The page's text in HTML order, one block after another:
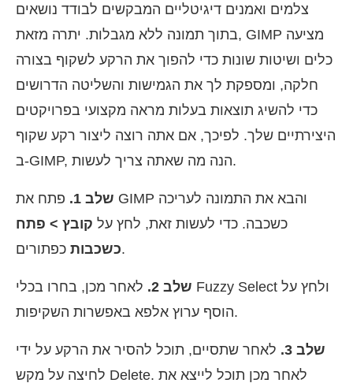
צלמים ואמנים דיגיטליים המבקשים לבודד נושאים
בתוך תמונה ללא מגבלות. יתרה מזאת, GIMP מציעה
כלים ושיטות שונות כדי להפוך את הרקע לשקוף בצורה
חלקה, ומספקת לך את הגמישות והשליטה הדרושים
כדי להשיג תוצאות בעלות מראה מקצועי בפרויקטים
היצירתיים שלך. לפיכך, אם אתה רוצה ליצור רקע שקוף
ב-GIMP, הנה מה שאתה צריך לעשות.
שלב 1.
פתח את GIMP והבא את התמונה לעריכה
כשכבה. כדי לעשות זאת, לחץ על קובץ > פתח
כשכבותכפתורים.
שלב 2.
לאחר מכן, בחרו בכלי Fuzzy Select ולחץ על
הוסף ערוץ אלפא באפשרות השקיפות.
שלב 3.
לאחר שתסיים, תוכל להסיר את הרקע על ידי
לחיצה על מקש Delete. לאחר מכן תוכל לייצא את